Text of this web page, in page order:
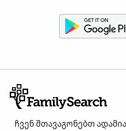
ჩვენ შთავაგონებთ